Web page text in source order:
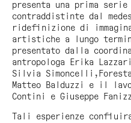
presenta una prima
contraddistinte dal
ridefinizione di
artistiche a lungo
presentato dalla
antropologa Erika
Silvia
Matteo Balduzzi e il
Contini e Giuseppe
Tali esperienze